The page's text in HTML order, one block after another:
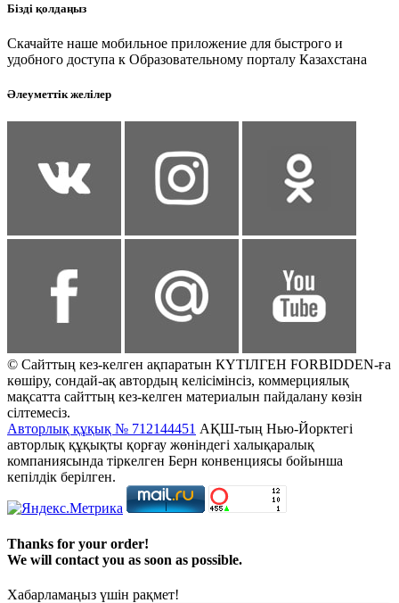
Бізді қолдаңыз
Скачайте наше мобильное приложение для быстрого и
удобного доступа к Образовательному порталу Казахстана
Әлеуметтік желілер
© Сайттың кез-келген ақпаратын КҮТІЛГЕН FORBIDDEN-ға
көшіру, сондай-ақ автордың келісімінсіз, коммерциялық
мақсатта сайттың кез-келген материалын пайдалану көзін
сілтемесіз.
Авторлық құқық № 712144451 АҚШ-тың Нью-Йорктегі
авторлық құқықты қорғау жөніндегі халықаралық
компаниясында тіркелген Берн конвенциясы бойынша
кепілдік берілген.
Thanks for your order!
We will contact you as soon as possible.
Хабарламаңыз үшін рақмет!